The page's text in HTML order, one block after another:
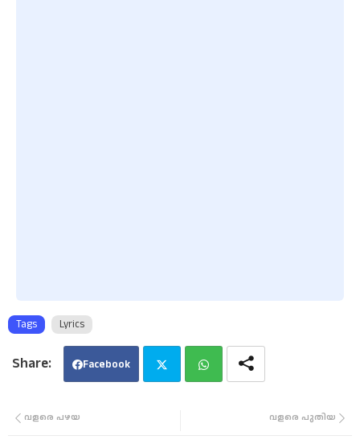
Tags Lyrics
Facebook
വളരെ പുതിയ
വളരെ പഴയ